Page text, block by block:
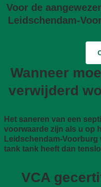
Voor de
Leidschendam-
Wanneer
verwijderd
Het saneren van een
voorwaarde zijn als u op
Leidschendam-
tank tank heeft dan
VCA